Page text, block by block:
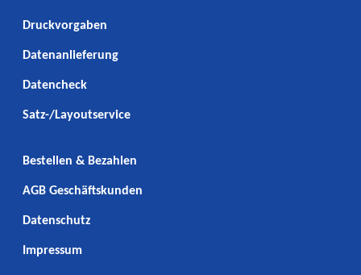
Druckvorgaben
Datenanlieferung
Datencheck
Satz-/Layoutservice
Bestellen & Bezahlen
AGB Geschäftskunden
Datenschutz
Impressum